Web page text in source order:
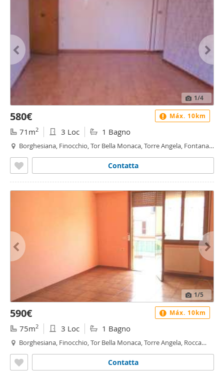
1/4
580€
71m2 3 Loc 1 Bagno
Borghesiana, Finocchio, Tor Bella Monaca, Torre Angela, Fontana
Contatta
Máx. 10km
1/5
590€
75m2 3 Loc 1 Bagno
Borghesiana, Finocchio, Tor Bella Monaca, Torre Angela, Rocca
Contatta
Máx. 10km